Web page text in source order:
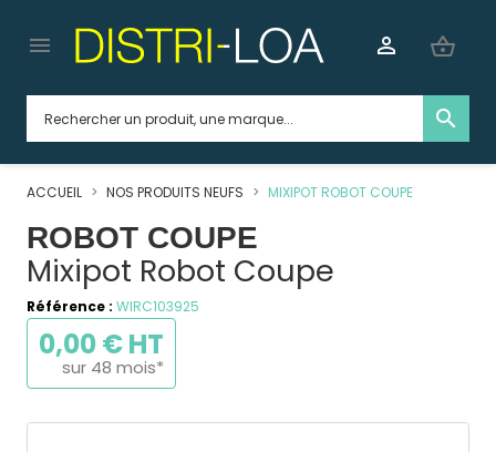
search
 shopping_basket

ACCUEIL NOS PRODUITS NEUFS MIXIPOT ROBOT COUPE
ROBOT COUPE
Mixipot Robot Coupe
Référence : WIRC103925
0,00 € HT
sur 48 mois*